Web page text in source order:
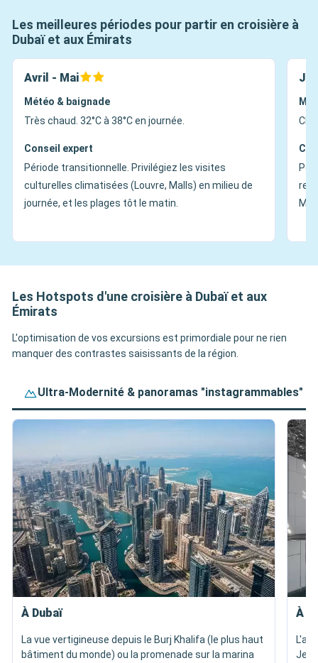
Les meilleures périodes pour partir en croisière à
Dubaï et aux Émirats
Avril - Mai
Météo & baignade
Très chaud. 32°C à 38°C en journée.
Conseil expert
Période transitionnelle. Privilégiez les visites
culturelles climatisées (Louvre, Malls) en milieu de
journée, et les plages tôt le matin.
Les Hotspots d'une croisière à Dubaï et aux
Émirats
L'optimisation de vos excursions est primordiale pour ne rien
manquer des contrastes saisissants de la région.
Ultra-Modernité & panoramas "instagrammables"
À Dubaï
La vue vertigineuse depuis le Burj Khalifa (le plus haut
bâtiment du monde) ou la promenade sur la marina
À